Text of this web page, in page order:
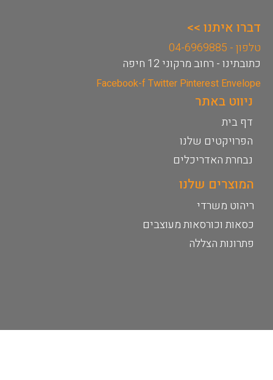
דברו איתנו >>
טלפון - 04-6969885
כתובתינו - רחוב מרקוני 12 חיפה
Facebook-f Twitter Pinterest Envelope
ניווט באתר
דף בית
הפרויקטים שלנו
נבחרת האדריכלים
המוצרים שלנו
ריהוט משרדי
כסאות וכורסאות מעוצבים
פתרונות הצללה